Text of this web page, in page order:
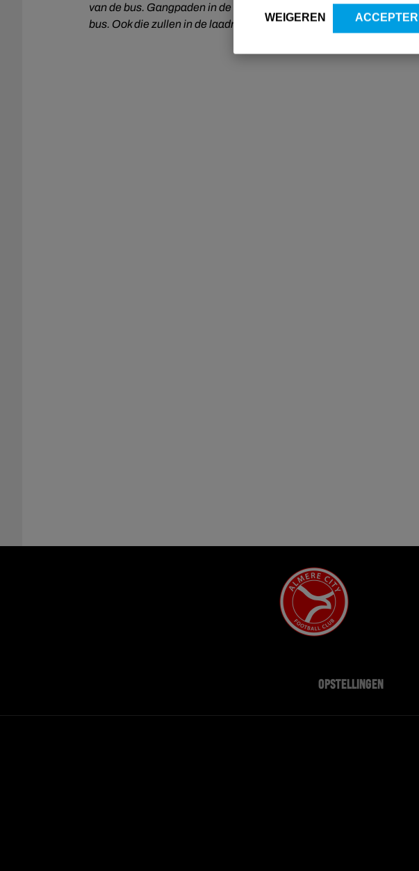
WEIGEREN
van de bus. Gangpaden in de bussen te allen tijde vrij laten.
bus. Ook die zullen in de laadruimte moeten worden geplaatst. Dit
OPSTELLINGEN